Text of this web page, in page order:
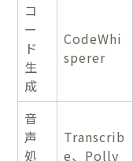
コ
ー
ド
生
成
CodeWhi
sperer
音
声
処
Transcrib
e、Polly